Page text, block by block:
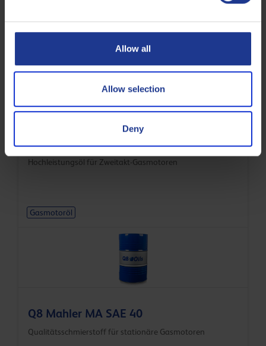
Allow all
Allow selection
Deny
Q8 Mahler G1 SAE 40
Hochleistungsöl für Zweitakt-Gasmotoren
Gasmotoröl
Q8 Mahler MA SAE 40
Qualitätsschmierstoff für stationäre Gasmotoren